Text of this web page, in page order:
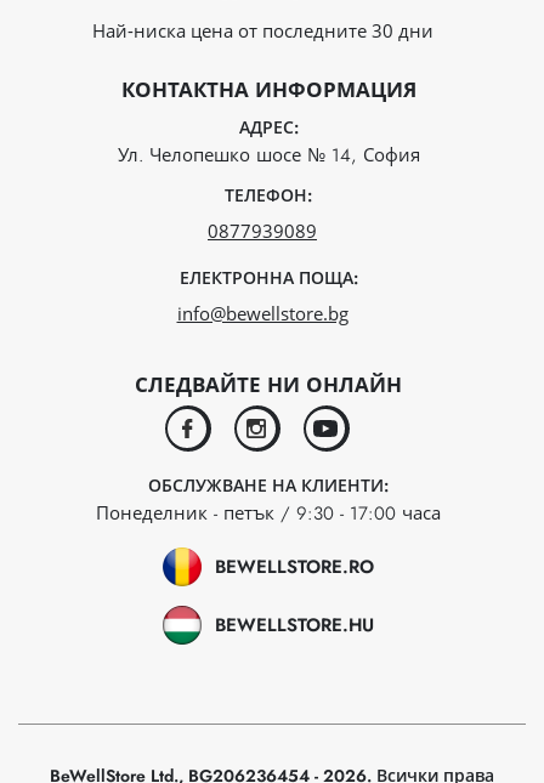
Най-ниска цена от последните 30 дни
КОНТАКТНА ИНФОРМАЦИЯ
АДРЕС:
Ул. Челопешко шосе № 14, София
ТЕЛЕФОН:
0877939089
ЕЛЕКТРОННА ПОЩА:
info@bewellstore.bg
СЛЕДВАЙТЕ НИ ОНЛАЙН
facebookinstagramyoutube
ОБСЛУЖВАНЕ НА КЛИЕНТИ:
Понеделник - петък / 9:30 - 17:00 часа
BEWELLSTORE.RO
BEWELLSTORE.HU
BeWellStore Ltd., BG206236454 - 2026. Всички права